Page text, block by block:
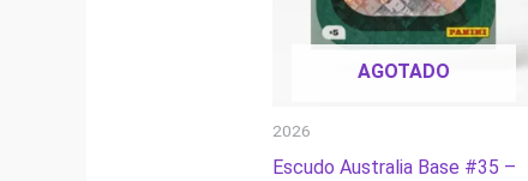
AGOTADO
2026
Escudo Australia Base #35 –